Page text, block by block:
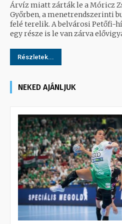
Árvíz miatt zárták le a Móricz
Győrben, a menetrendszerinti
felé terelik. A belvárosi Petőfi-
egy része is le van zárva
Részletek...
NEKED AJÁNLJUK